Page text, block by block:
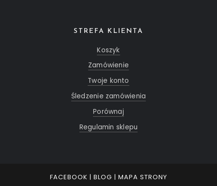
STREFA KLIENTA
Koszyk
Zamówienie
Twoje konto
Śledzenie zamówienia
Porównaj
Regulamin sklepu
FACEBOOK |BLOG | MAPA STRONY